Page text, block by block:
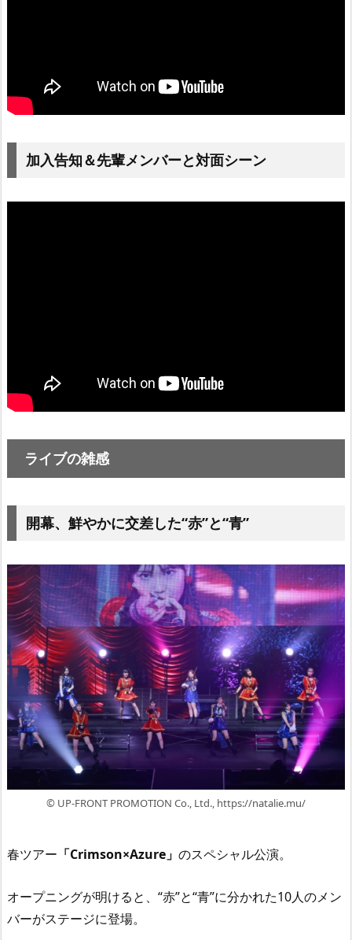
加入告知＆先輩メンバーと対面シーン
ライブの雑感
開幕、鮮やかに交差した“赤”と“青”
© UP-FRONT PROMOTION Co., Ltd., https://natalie.mu/
春ツアー 「Crimson×Azure」 のスペシャル公演。
オープニングが明けると、“赤”と“青”に分かれた10人のメン
バーがステージに登場。